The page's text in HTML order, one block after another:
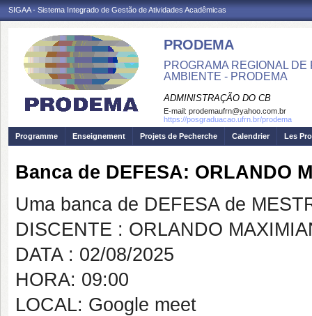
SIGAA - Sistema Integrado de Gestão de Atividades Acadêmicas
PRODEMA
PROGRAMA REGIONAL
AMBIENTE - PRODEMA
ADMINISTRAÇÃO DO CB
E-mail: prodemaufrn@yahoo.com.br
https://posgraduacao.ufrn.br/prodema
Programme
Enseignement Projets de Pecherche Calendrier Les
Banca de DEFESA: ORLANDO
Uma banca de DEFESA de
DISCENTE : ORLANDO
DATA : 02/08/2025
HORA: 09:00
LOCAL: Google meet